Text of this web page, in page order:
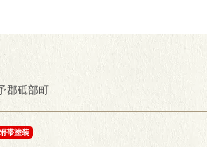
郡砥部町
附帯塗装